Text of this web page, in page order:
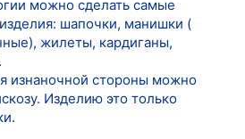
можно сделать самые
шапочки, манишки (
жилеты, кардиганы,
изнаночной стороны можно
Изделию это только